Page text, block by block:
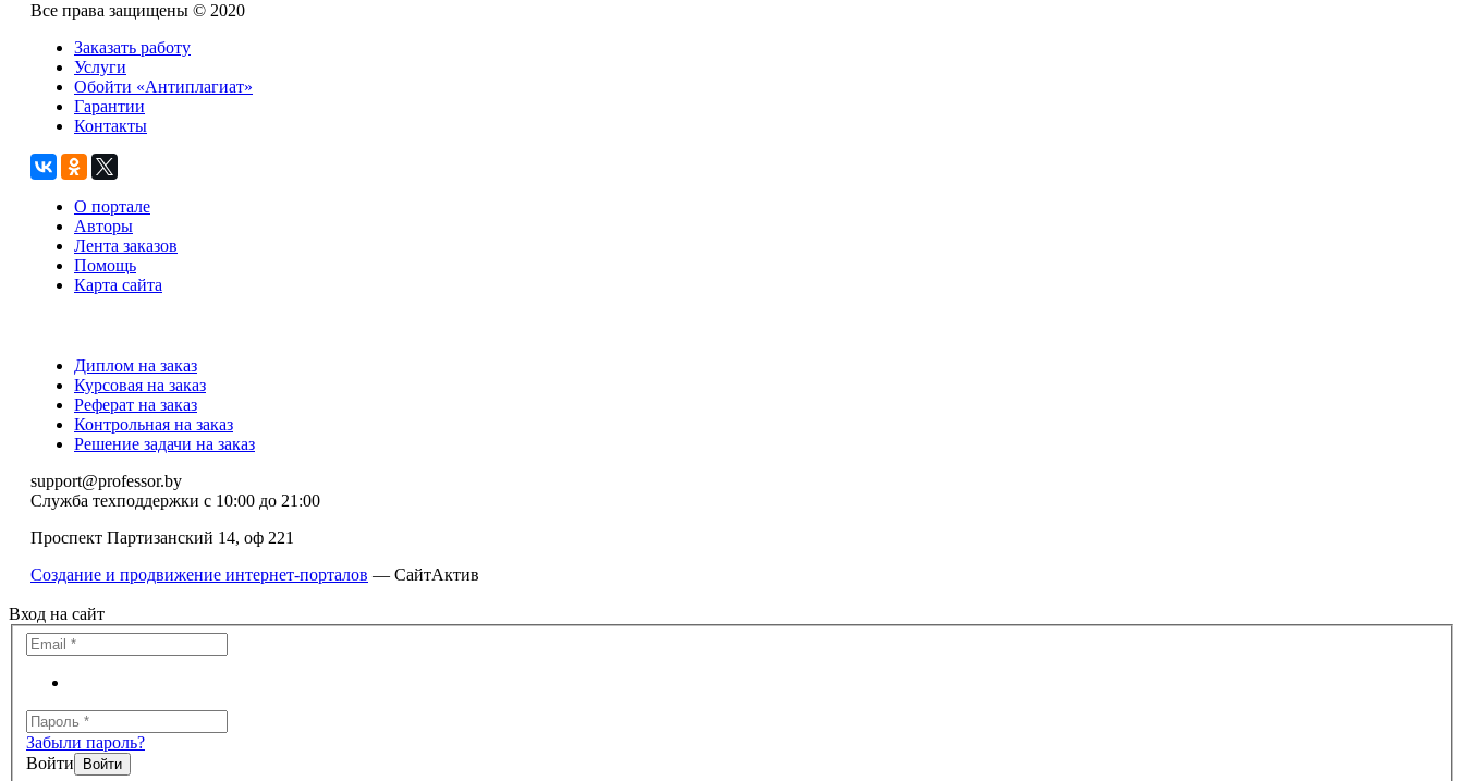
Все права защищены © 2020
Заказать работу
Услуги
Обойти «Антиплагиат»
Гарантии
Контакты
О портале
Авторы
Лента заказов
Помощь
Карта сайта
Диплом на заказ
Курсовая на заказ
Реферат на заказ
Контрольная на заказ
Решение задачи на заказ
support@professor.by
Служба техподдержки с 10:00 до 21:00
Проспект Партизанский 14, оф 221
Создание и продвижение интернет-порталов — СайтАктив
Вход на сайт
Забыли пароль?
Войти